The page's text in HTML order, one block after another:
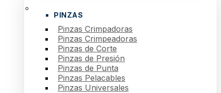
PINZAS
Pinzas Crimpadoras
Pinzas Crimpeadoras
Pinzas de Corte
Pinzas de Presión
Pinzas de Punta
Pinzas Pelacables
Pinzas Universales